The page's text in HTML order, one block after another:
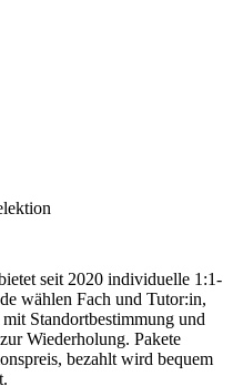
seit 2020 individuelle 1:1-
wählen Fach und Tutor:in,
Standortbestimmung und
Wiederholung. Pakete
bezahlt wird bequem